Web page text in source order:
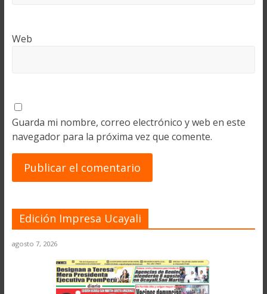
Web
Guarda mi nombre, correo electrónico y web en este
navegador para la próxima vez que comente.
Edición Impresa Ucayali
agosto 7, 2026